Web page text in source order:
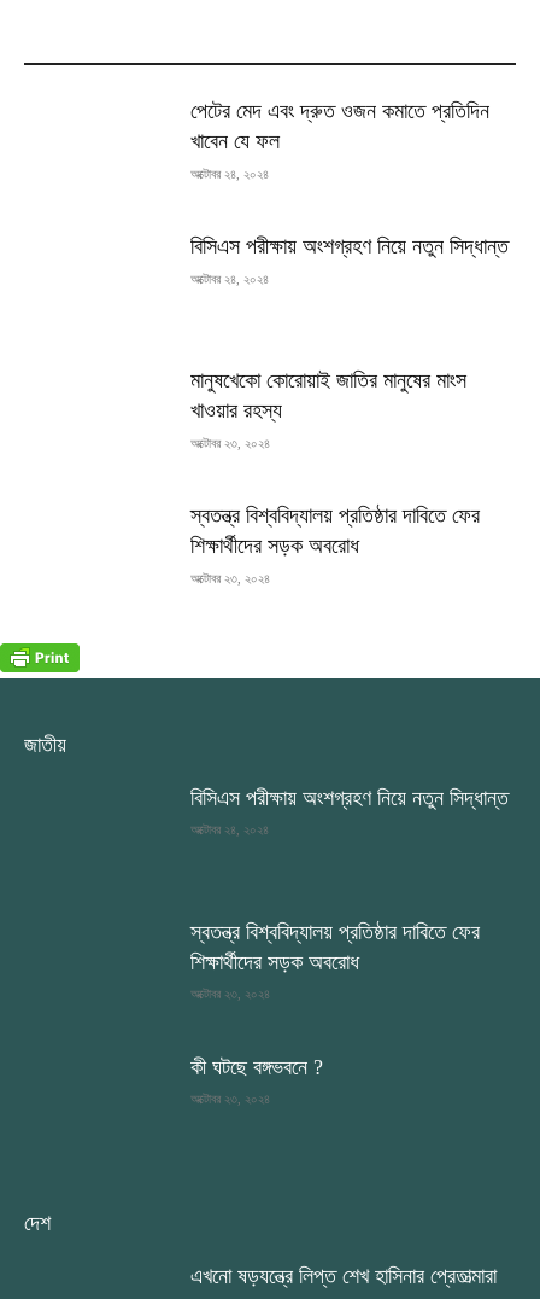
পেটের মেদ এবং দ্রুত ওজন কমাতে প্রতিদিন
খাবেন যে ফল
অক্টোবর ২৪, ২০২৪
বিসিএস পরীক্ষায় অংশগ্রহণ নিয়ে নতুন সিদ্ধান্ত
অক্টোবর ২৪, ২০২৪
মানুষখেকো কোরোয়াই জাতির মানুষের মাংস
খাওয়ার রহস্য
অক্টোবর ২৩, ২০২৪
স্বতন্ত্র বিশ্ববিদ্যালয় প্রতিষ্ঠার দাবিতে ফের
শিক্ষার্থীদের সড়ক অবরোধ
অক্টোবর ২৩, ২০২৪
জাতীয়
বিসিএস পরীক্ষায় অংশগ্রহণ নিয়ে নতুন সিদ্ধান্ত
অক্টোবর ২৪, ২০২৪
স্বতন্ত্র বিশ্ববিদ্যালয় প্রতিষ্ঠার দাবিতে ফের
শিক্ষার্থীদের সড়ক অবরোধ
অক্টোবর ২৩, ২০২৪
কী ঘটছে বঙ্গভবনে ?
অক্টোবর ২৩, ২০২৪
দেশ
এখনো ষড়যন্ত্রে লিপ্ত শেখ হাসিনার প্রেতাত্মারা